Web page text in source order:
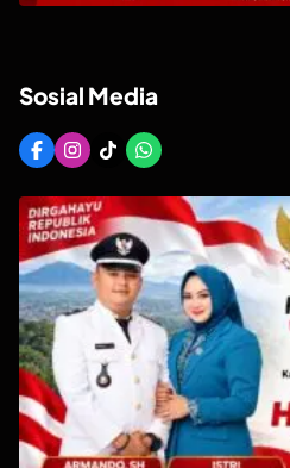
Sosial Media